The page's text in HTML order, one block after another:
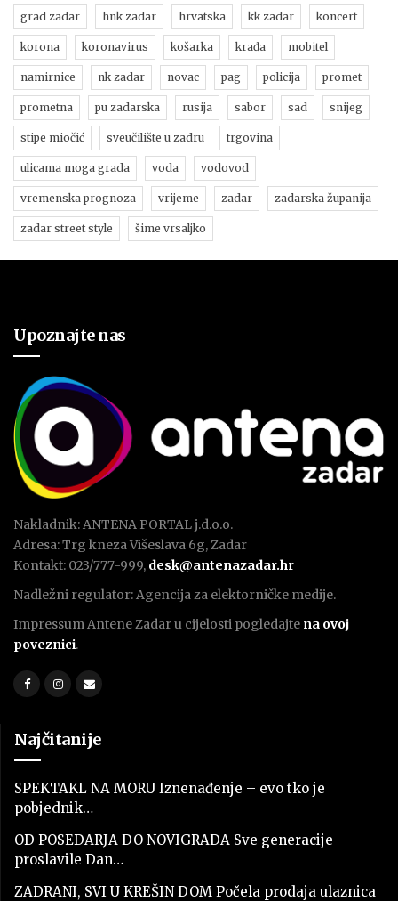
grad zadar hnk zadar hrvatska kk zadar koncert
korona koronavirus košarka krađa mobitel
namirnice nk zadar novac pag policija promet
prometna pu zadarska rusija sabor sad snijeg
stipe miočić sveučilište u zadru trgovina
ulicama moga grada voda vodovod
vremenska prognoza vrijeme zadar zadarska županija
zadar street style šime vrsaljko
Upoznajte nas
Nakladnik: ANTENA PORTAL j.d.o.o.
Adresa: Trg kneza Višeslava 6g, Zadar
Kontakt: 023/777-999, desk@antenazadar.hr
Nadležni regulator: Agencija za elektorničke medije.
Impressum Antene Zadar u cijelosti pogledajte na ovoj
poveznici.
Najčitanije
SPEKTAKL NA MORU Iznenađenje – evo tko je
pobjednik…
OD POSEDARJA DO NOVIGRADA Sve generacije
proslavile Dan…
ZADRANI, SVI U KREŠIN DOM Počela prodaja ulaznica